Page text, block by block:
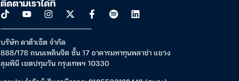
ติดตามเราได้ที่
บริษัท ดาต้าเซ็ต จำกัด
888/178 ถนนเพลินจิต ชั้น 17 อาคารมหาทุนพลาซ่า แขวง
ลุมพินี เขตปทุมวัน กรุงเทพฯ 10330